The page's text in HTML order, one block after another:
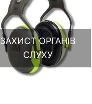
ЗАХИСТ ОРГАНІВ
СЛУХУ